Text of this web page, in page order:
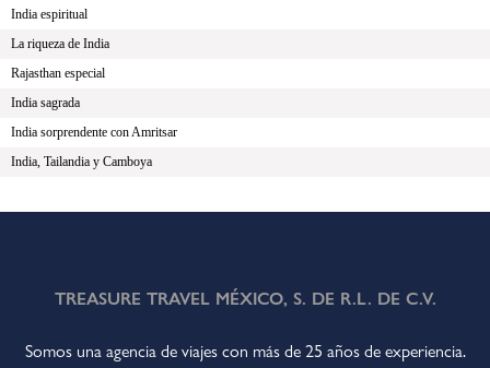
India espiritual
La riqueza de India
Rajasthan especial
India sagrada
India sorprendente con Amritsar
India, Tailandia y Camboya
TREASURE TRAVEL MÉXICO, S. DE R.L. DE C.V.
Somos una agencia de viajes con más de 25 años de experiencia.